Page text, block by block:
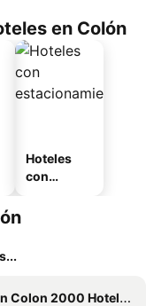
en Colón
Hoteles
con
Hotel & Casino at Cruise Port & Duty Free Mall